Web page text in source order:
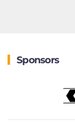
Sponsors